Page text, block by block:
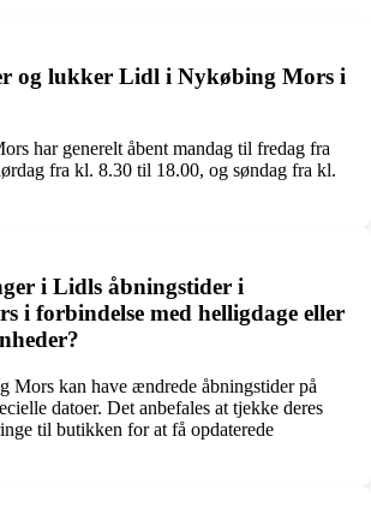
og lukker Lidl i Nykøbing Mors i
har generelt åbent mandag til fredag fra
fra kl. 8.30 til 18.00, og søndag fra kl.
i Lidls åbningstider i
i forbindelse med helligdage eller
Mors kan have ændrede åbningstider på
datoer. Det anbefales at tjekke deres
til butikken for at få opdaterede